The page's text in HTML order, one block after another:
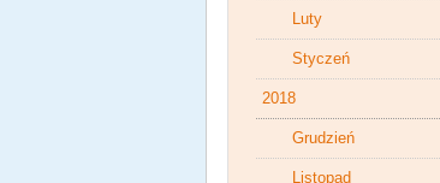
Luty
Styczeń
2018
Grudzień
Listopad